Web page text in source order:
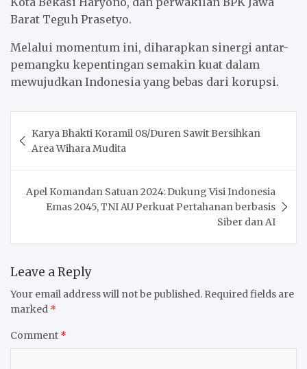
Barat Teguh Prasetyo.
Melalui momentum ini, diharapkan sinergi antar-
pemangku kepentingan semakin kuat dalam
mewujudkan Indonesia yang bebas dari korupsi.
navigation
Karya Bhakti Koramil 08/Duren Sawit Bersihkan
Area Wihara Mudita
Apel Komandan Satuan 2024: Dukung Visi Indonesia
Emas 2045, TNI AU Perkuat Pertahanan berbasis
Siber dan AI
Leave a Reply
Your email address will not be published. Required fields are
marked *
Comment *